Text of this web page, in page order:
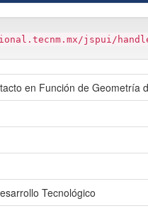
jspui/handle/
en Función de Geometría
Tecnológico